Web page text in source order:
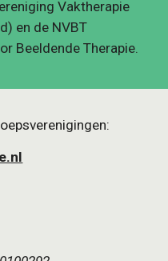
Vaktherapie
en de NVBT
Beeldende Therapie.